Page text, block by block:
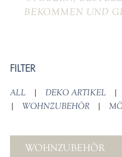
BEKOMMEN UND
FILTER
ALL | DEKO ARTIKEL |
|
WOHNZUBEHÖR |
WOHNZUBEHÖR